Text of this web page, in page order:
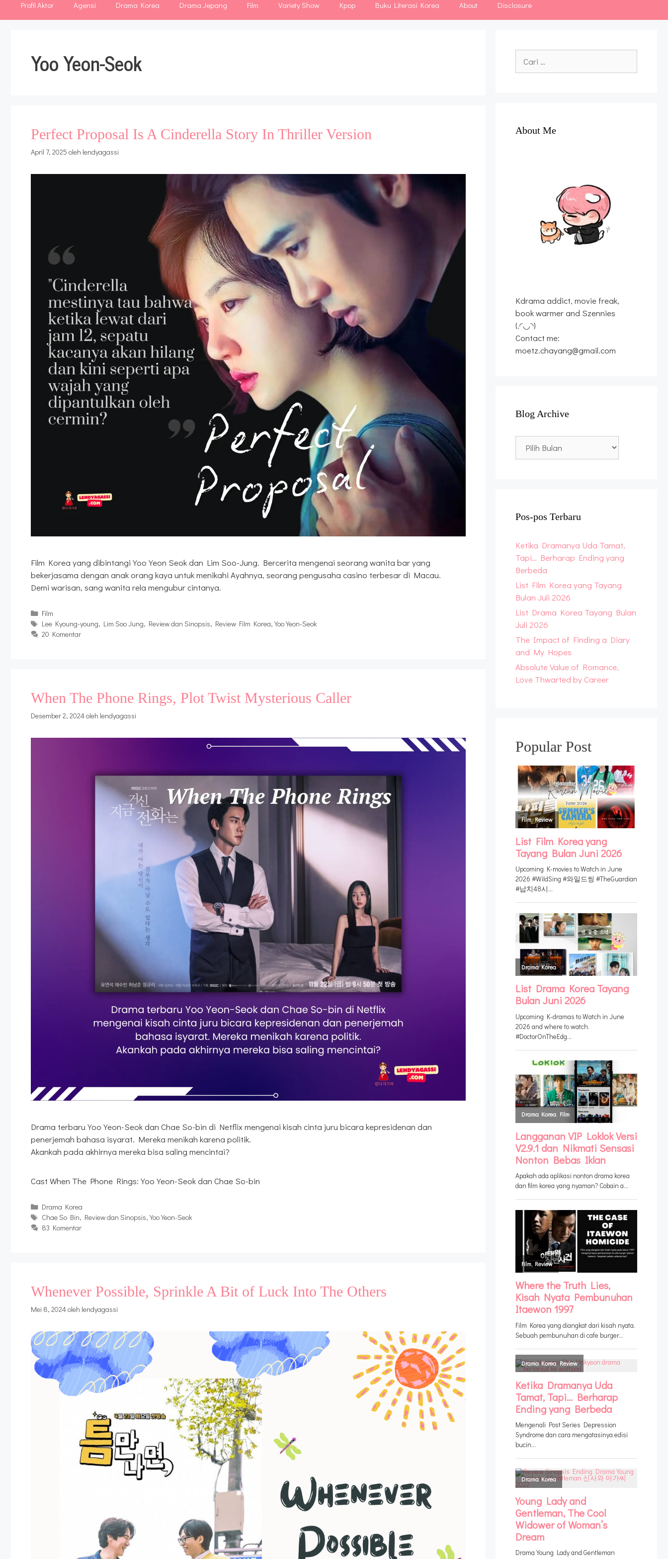
Profil Aktor Agensi Drama Korea Drama Jepang Film Variety Show Kpop Buku Literasi Korea About Disclosure
Yoo Yeon-Seok
Perfect Proposal Is A Cinderella Story In Thriller Version
April 7, 2025 oleh lendyagassi
Film Korea yang dibintangi Yoo Yeon Seok dan Lim Soo-Jung. Bercerita mengenai seorang wanita bar yang
bekerjasama dengan anak orang kaya untuk menikahi Ayahnya, seorang pengusaha casino terbesar di Macau.
Demi warisan, sang wanita rela mengubur cintanya.
Kategori
Film
Tag
Lee Kyoung-young, Lim Soo Jung, Review dan Sinopsis, Review Film Korea, Yoo Yeon-Seok
20 Komentar
When The Phone Rings, Plot Twist Mysterious Caller
Desember 2, 2024oleh lendyagassi
Drama terbaru Yoo Yeon-Seok dan Chae So-bin di Netflix mengenai kisah cinta juru bicara kepresidenan dan
penerjemah bahasa isyarat. Mereka menikah karena politik.
Akankah pada akhirnya mereka bisa saling mencintai?
Cast When The Phone Rings: Yoo Yeon-Seok dan Chae So-bin
Kategori
Drama Korea
Tag
Chae So Bin, Review dan Sinopsis, Yoo Yeon-Seok
83 Komentar
Whenever Possible, Sprinkle A Bit of Luck Into The Others
Mei 8, 2024oleh lendyagassi
untuk:
About Me
Kdrama addict, movie freak,
book warmer and Szennies
(.◜◡◝)
Contact me:
moetz.chayang@gmail.com
Blog Archive
Archive
Pos-pos Terbaru
Ketika Dramanya Uda Tamat,
Tapi… Berharap Ending yang
Berbeda
List Film Korea yang Tayang
Bulan Juli 2026
List Drama Korea Tayang Bulan
Juli 2026
The Impact of Finding a Diary
and My Hopes
Absolute Value of Romance,
Love Thwarted by Career
Popular Post